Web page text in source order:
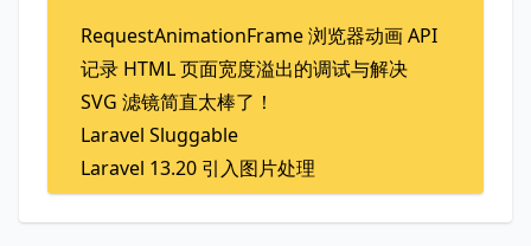
RequestAnimationFrame 浏览器动画 API
记录 HTML 页面宽度溢出的调试与解决
SVG 滤镜简直太棒了！
Laravel Sluggable
Laravel 13.20 引入图片处理